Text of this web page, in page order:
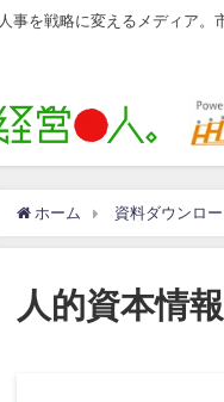
人事を戦略に変えるメディア。
ホーム 資料ダウンロ
人的資本情